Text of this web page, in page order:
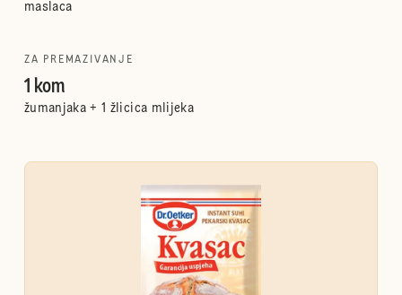
maslaca
ZA PREMAZIVANJE
1 kom
žumanjaka + 1 žlicica mlijeka